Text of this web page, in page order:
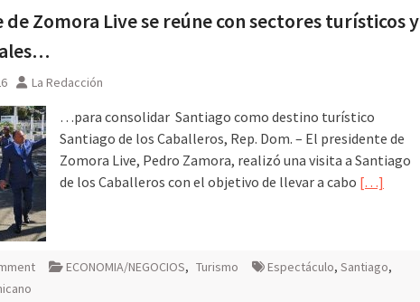
de Zomora Live se reúne con sectores turísticos y
La Redacción
…para consolidar Santiago como destino turístico
Santiago de los Caballeros, Rep. Dom. – El presidente de
Zomora Live, Pedro Zamora, realizó una visita a Santiago
de los Caballeros con el objetivo de llevar a cabo […]
ECONOMIA/NEGOCIOS, Turismo Espectáculo, Santiago,